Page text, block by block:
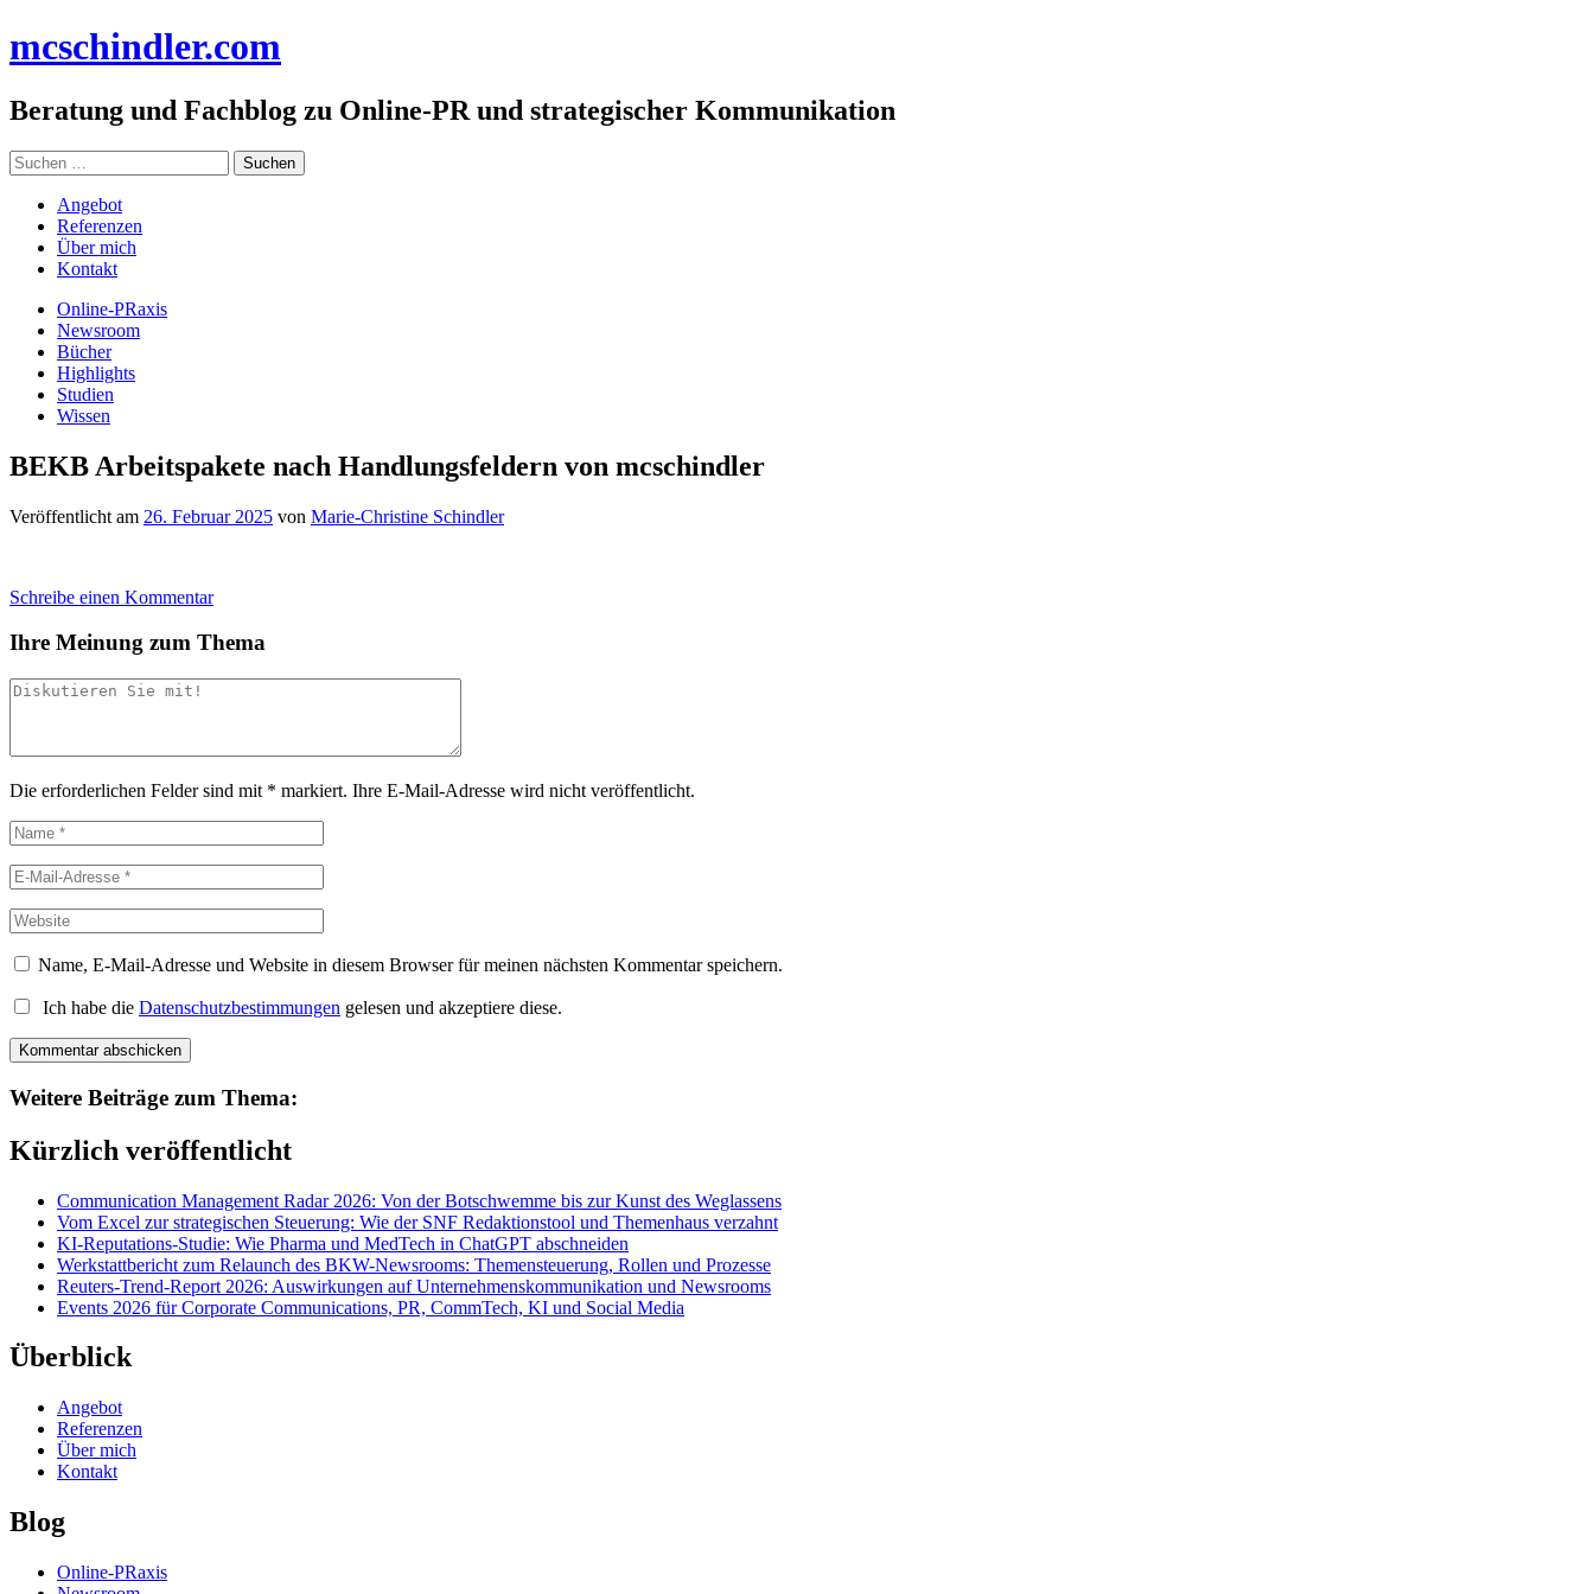
Inhalt
mcschindler.com
Beratung und Fachblog zu Online-PR und strategischer Kommunikation
Suchen
nach:
Angebot
Referenzen
Über mich
Kontakt
Online-PRaxis
Newsroom
Bücher
Highlights
Studien
Wissen
BEKB Arbeitspakete nach Handlungsfeldern von mcschindler
Veröffentlicht am 26. Februar 2025 von Marie-Christine Schindler
Schreibe einen Kommentar
Ihre Meinung zum Thema
Die erforderlichen Felder sind mit * markiert. Ihre E-Mail-Adresse wird nicht veröffentlicht.
Name, E-Mail-Adresse und Website in diesem Browser für meinen nächsten Kommentar speichern.
Ich habe die Datenschutzbestimmungen gelesen und akzeptiere diese.
Weitere Beiträge zum Thema:
Kürzlich veröffentlicht
Communication Management Radar 2026: Von der Botschwemme bis zur Kunst des Weglassens
Vom Excel zur strategischen Steuerung: Wie der SNF Redaktionstool und Themenhaus verzahnt
KI-Reputations-Studie: Wie Pharma und MedTech in ChatGPT abschneiden
Werkstattbericht zum Relaunch des BKW-Newsrooms: Themensteuerung, Rollen und Prozesse
Reuters-Trend-Report 2026: Auswirkungen auf Unternehmenskommunikation und Newsrooms
Events 2026 für Corporate Communications, PR, CommTech, KI und Social Media
Überblick
Angebot
Referenzen
Über mich
Kontakt
Blog
Online-PRaxis